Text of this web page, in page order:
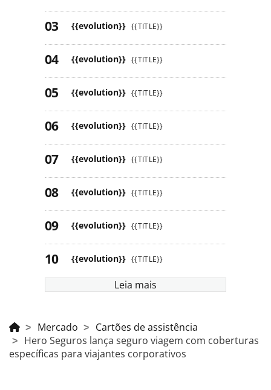
{{evolution}} {{TITLE}}
{{evolution}} {{TITLE}}
{{evolution}} {{TITLE}}
{{evolution}} {{TITLE}}
{{evolution}} {{TITLE}}
{{evolution}} {{TITLE}}
{{evolution}} {{TITLE}}
{{evolution}} {{TITLE}}
Leia mais
Mercado
Cartões de assistência
Hero Seguros lança seguro viagem com coberturas
específicas para viajantes corporativos